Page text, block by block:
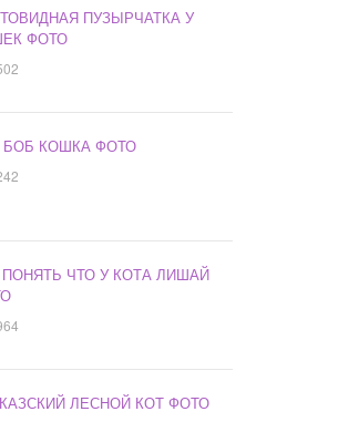
ПУЗЫРЧАТКА У
ФОТО
БОБ КОШКА ФОТО
ПОНЯТЬ ЧТО У КОТА ЛИШАЙ
ЛЕСНОЙ КОТ ФОТО